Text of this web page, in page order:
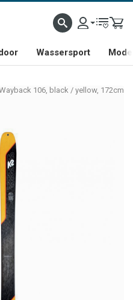
Wassersport
106, black / yellow, 172cm